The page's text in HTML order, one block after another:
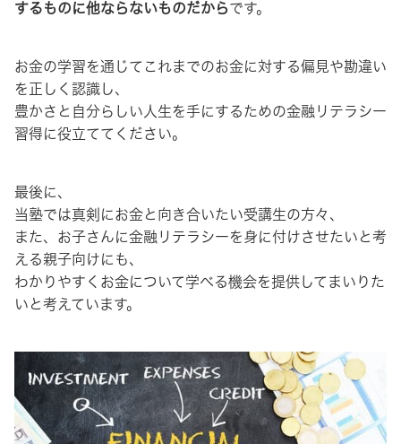
するものに他ならないものだからです。
お金の学習を通じてこれまでのお金に対する偏見や勘違い
を正しく認識し、
豊かさと自分らしい人生を手にするための金融リテラシー
習得に役立ててください。
最後に、
当塾では真剣にお金と向き合いたい受講生の方々、
また、お子さんに金融リテラシーを身に付けさせたいと考
える親子向けにも、
わかりやすくお金について学べる機会を提供してまいりた
いと考えています。